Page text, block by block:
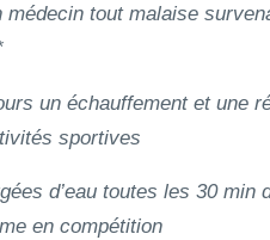
tout malaise
un échauffement et une
sportives
d’eau toutes les 30 min
en compétition